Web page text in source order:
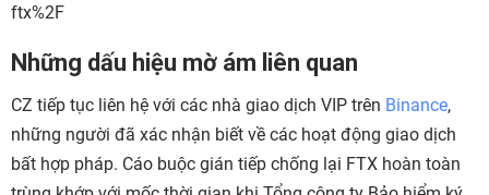
ftx%2F
Những dấu hiệu mờ ám liên quan
CZ tiếp tục liên hệ với các nhà giao dịch VIP trên Binance,
những người đã xác nhận biết về các hoạt động giao dịch
bất hợp pháp. Cáo buộc gián tiếp chống lại FTX hoàn toàn